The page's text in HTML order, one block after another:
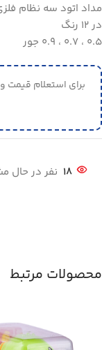
مداد اتود سه نظام
در 12 رنگ
0.5 ، 0.7 ، 0.9 جور
برای استعلام قیمت
18 نفر در
محصولات مرتبط